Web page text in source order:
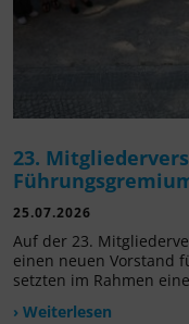
23.
25.07.2026
Auf der 23.
einen neuen Vorstand
setzten im Rahmen
› Weiterlesen